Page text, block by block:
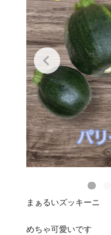
まぁるいズッキーニ
めちゃ可愛いです